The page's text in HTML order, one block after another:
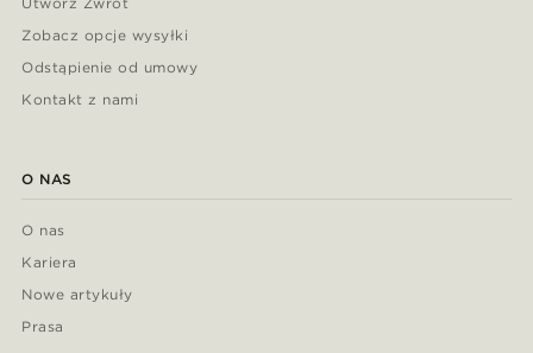
Zobacz opcje wysyłki
Odstąpienie od umowy
Kontakt z nami
O NAS
O nas
Kariera
Nowe artykuły
Prasa